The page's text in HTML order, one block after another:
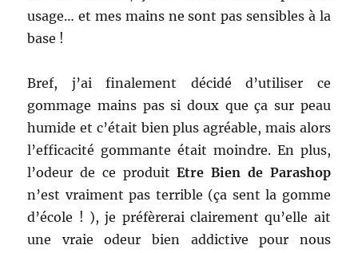
usage… et mes mains ne sont pas sensibles à la
base !
Bref, j’ai finalement décidé d’utiliser ce
gommage mains pas si doux que ça sur peau
humide et c’était bien plus agréable, mais alors
l’efficacité gommante était moindre. En plus,
l’odeur de ce produitEtre Bien de Parashop
n’est vraiment pas terrible (ça sent la gomme
d’école ! ), je préfèrerai clairement qu’elle ait
une vraie odeur bien addictive pour nous